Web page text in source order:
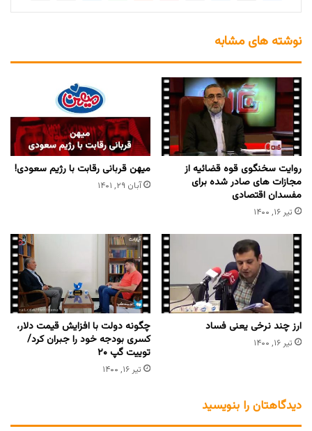
نوشته های مشابه
روایت سخنگوی قوه قضائیه از
مجازات های صادر شده برای
مفسدان اقتصادی
تیر ۱۶, ۱۴۰۰
میهن قربانی رقابت با رژیم سعودی!
آبان ۲۹, ۱۴۰۱
ارز چند نرخی یعنی فساد
تیر ۱۶, ۱۴۰۰
چگونه دولت با افزایش قیمت دلار،
کسری بودجه خود را جبران کرد/
توییت گپ ۲۰
تیر ۱۶, ۱۴۰۰
دیدگاهتان را بنویسید